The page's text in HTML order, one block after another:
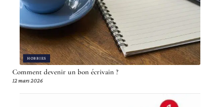
HOBBIES
Comment devenir un bon écrivain ?
12 mars 2026